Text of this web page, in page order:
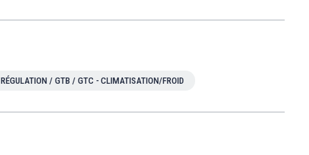
RÉGULATION / GTB / GTC - CLIMATISATION/FROID